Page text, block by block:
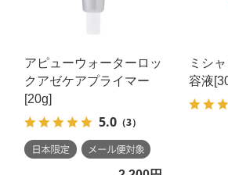
アピューウォーターロッ
クアゼケアプライマー
[20g]
5.0 （3）
ミシ
容液